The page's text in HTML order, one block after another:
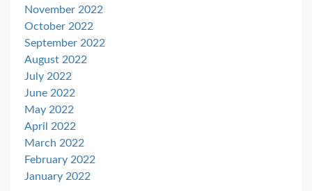
November 2022
October 2022
September 2022
August 2022
July 2022
June 2022
May 2022
April 2022
March 2022
February 2022
January 2022